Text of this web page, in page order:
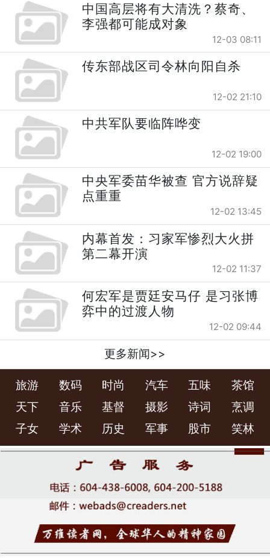
中国高层将有大清洗？蔡奇、
李强都可能成对象
12-03 08:11
传东部战区司令林向阳自杀
12-02 21:10
中共军队要临阵哗变
12-02 19:00
中央军委苗华被查 官方说辞疑
点重重
12-02 13:45
内幕首发：习家军惨烈大火拼
第二幕开演
12-02 11:37
何宏军是贾廷安马仔 是习张博
弈中的过渡人物
12-02 09:44
更多新闻>>
旅游 数码 时尚 汽车 五味
茶馆
天下
音乐 基督 摄影 诗词
烹调
子女
学术 历史 军事 股市 笑林